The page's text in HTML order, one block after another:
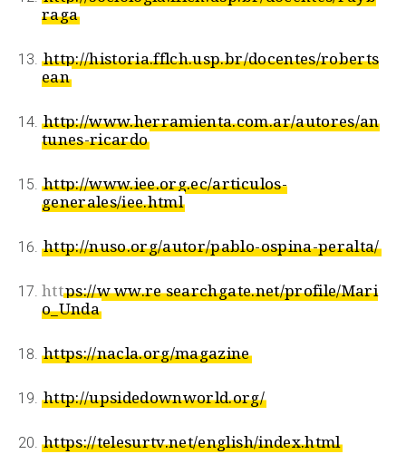
raga
http://historia.fflch.usp.br/docentes/roberts
ean
http://www.herramienta.com.ar/autores/an
tunes-ricardo
http://www.iee.org.ec/articulos-
generales/iee.html
http://nuso.org/autor/pablo-ospina-peralta/
https://www.researchgate.net/profile/Mari
o_Unda
https://nacla.org/magazine
http://upsidedownworld.org/
https://telesurtv.net/english/index.html